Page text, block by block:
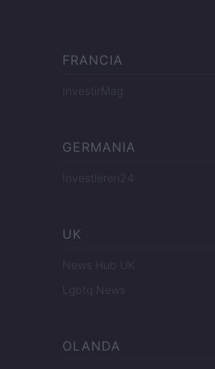
FRANCIA
InvestirMag
GERMANIA
Investieren24
UK
News Hub UK
Lgbtq News
OLANDA